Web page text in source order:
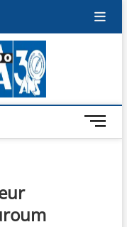
M
e